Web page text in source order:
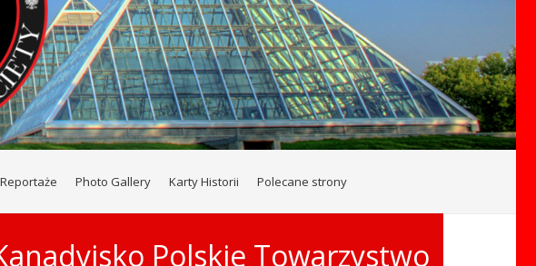
Photo Gallery Karty Historii Polecane strony
Polskie Towarzystwo